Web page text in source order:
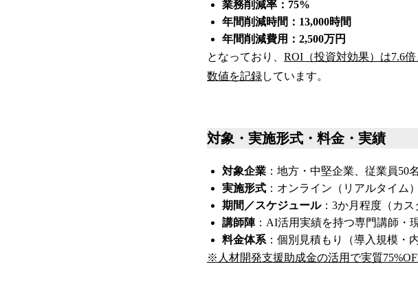
業務削減率：75%
年間削減時間：13,000時間
年間削減費用：2,500万円
となっており、 ROI（投資対効果）は7.6
数値を記録しています。
対象・実施形式・料金・実績
対象企業 ：地方・中堅企業、従業員50
実施形式 ：オンライン（リアルタイム
期間／スケジュール：3か月程度（カス
講師陣：AI活用実績を持つ専門講師・
料金体系 ：個別見積もり（導入規模・
※人材開発支援助成金の活用で実質